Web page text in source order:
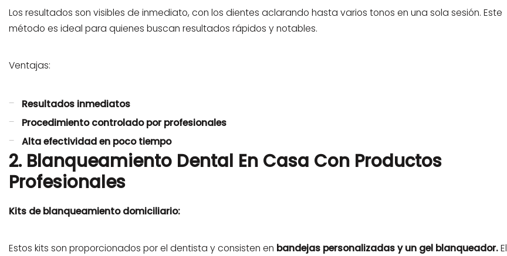
Los resultados son visibles de inmediato, con los dientes aclarando hasta varios tonos en una sola sesión. Este
método es ideal para quienes buscan resultados rápidos y notables.
Ventajas:
Resultados inmediatos
Procedimiento controlado por profesionales
Alta efectividad en poco tiempo
2. Blanqueamiento Dental En Casa Con Productos
Profesionales
Kits de blanqueamiento domiciliario:
Estos kits son proporcionados por el dentista y consisten en bandejas personalizadas y un gel blanqueador.El